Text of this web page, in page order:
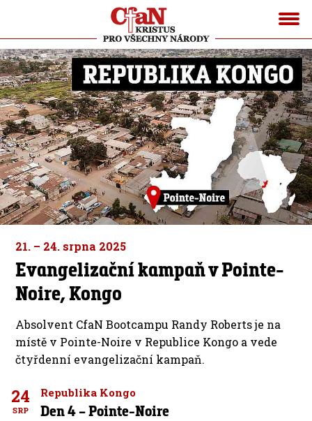
21. – 24. srpna 2025
Evangelizační kampaň v Pointe-
Noire, Kongo
Absolvent CfaN Bootcampu Randy Roberts je na
místě v Pointe-Noire v Republice Kongo a vede
čtyřdenní evangelizační kampaň.
24
SRP
Republika Kongo
Den 4 – Pointe-Noire